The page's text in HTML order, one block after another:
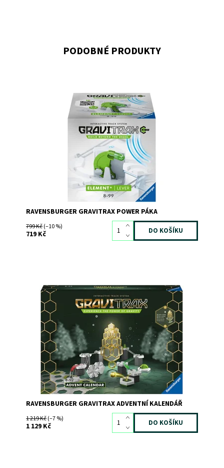
PODOBNÉ PRODUKTY
Skladem>3
10344
RAVENSBURGER
RAVENSBURGER GRAVITRAX POWER PÁKA
799 Kč(–10 %)
719 Kč
Dostupnost: Skladem1
10245
Značka:
RAVENSBURGER
RAVENSBURGER GRAVITRAX ADVENTNÍ KALENDÁŘ
1 219 Kč(–7 %)
1 129 Kč